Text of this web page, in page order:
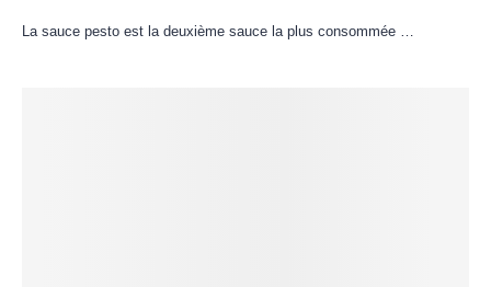
La sauce pesto est la deuxième sauce la plus consommée …